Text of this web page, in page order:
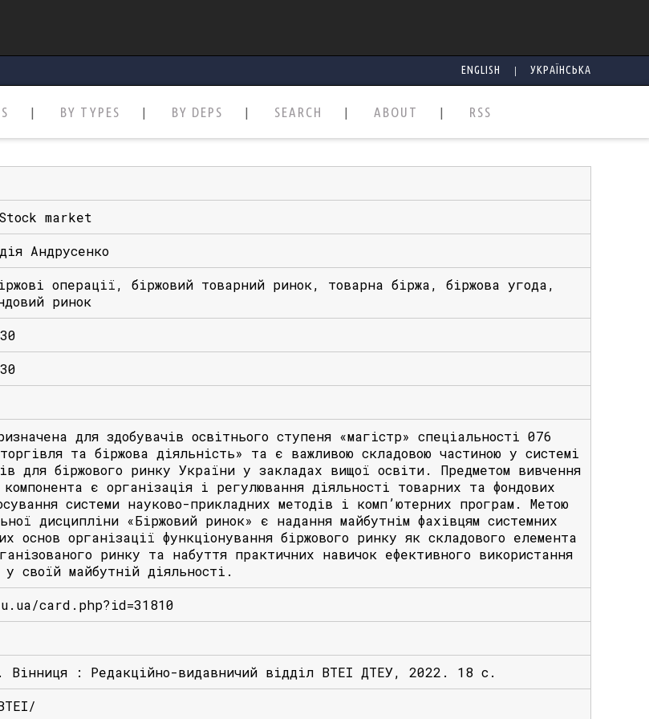
ENGLISH | УКРАЇНСЬКА
BY TYPES BY DEPS SEARCH ABOUT RSS
market
Андрусенко
операції, біржовий товарний ринок, товарна біржа, біржова угода,
ринок
для здобувачів освітнього ступеня «магістр» спеціальності 076
та біржова діяльність» та є важливою складовою частиною у системі
для біржового ринку України у закладах вищої освіти. Предметом вивчення
компонента є організація і регулювання діяльності товарних та фондових
системи науково-прикладних методів і комп’ютерних програм. Метою
дисципліни «Біржовий ринок» є надання майбутнім фахівцям системних
основ організації функціонування біржового ринку як складового елемента
ринку та набуття практичних навичок ефективного використання
у своїй майбутній діяльності.
card.php?id=31810
Вінниця : Редакційно-видавничий відділ ВТЕІ ДТЕУ, 2022. 18 с.